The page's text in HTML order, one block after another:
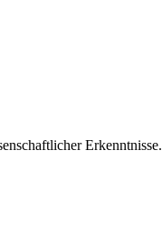
Erkenntnisse.